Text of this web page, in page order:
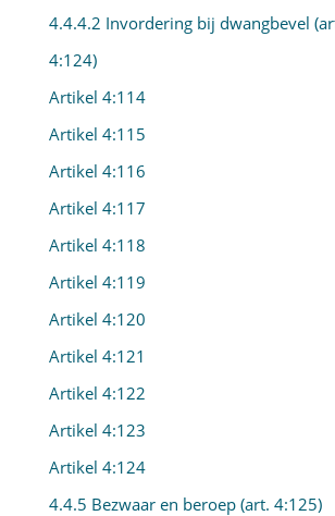
4.4.4.2 Invordering bij dwangbevel
4:124)
Artikel 4:114
Artikel 4:115
Artikel 4:116
Artikel 4:117
Artikel 4:118
Artikel 4:119
Artikel 4:120
Artikel 4:121
Artikel 4:122
Artikel 4:123
Artikel 4:124
4.4.5 Bezwaar en beroep (art. 4:125)